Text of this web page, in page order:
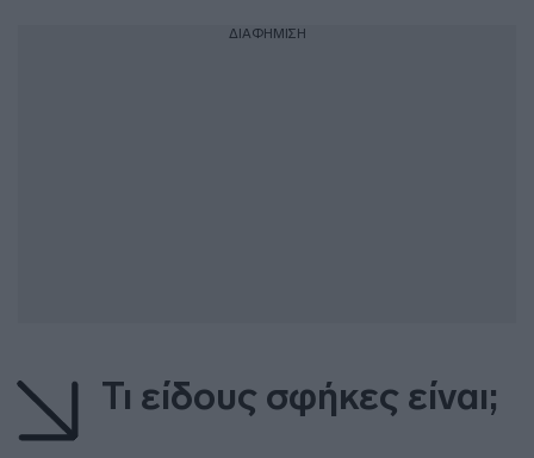
ΔΙΑΦΗΜΙΣΗ
Τι είδους σφήκες είναι;